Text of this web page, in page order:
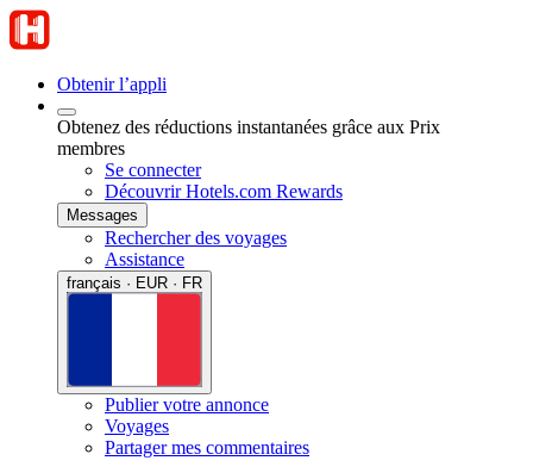
Obtenir l’appli
Obtenez des réductions instantanées grâce aux Prix
membres
Se connecter
Découvrir Hotels.com Rewards
Messages
Rechercher des voyages
Assistance
français · EUR · FR
Publier votre annonce
Voyages
Partager mes commentaires